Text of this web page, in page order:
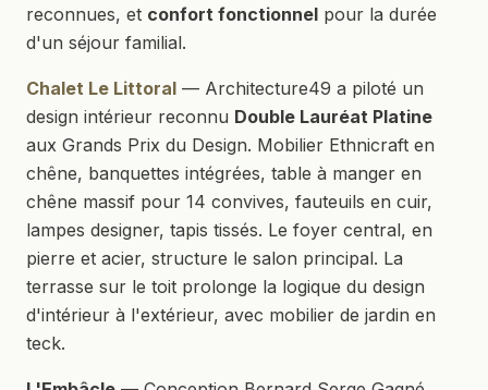
reconnues, et confort fonctionnel pour la durée
d'un séjour familial.
Chalet Le Littoral — Architecture49 a piloté un
design intérieur reconnu Double Lauréat Platine
aux Grands Prix du Design. Mobilier Ethnicraft en
chêne, banquettes intégrées, table à manger en
chêne massif pour 14 convives, fauteuils en cuir,
lampes designer, tapis tissés. Le foyer central, en
pierre et acier, structure le salon principal. La
terrasse sur le toit prolonge la logique du design
d'intérieur à l'extérieur, avec mobilier de jardin en
teck.